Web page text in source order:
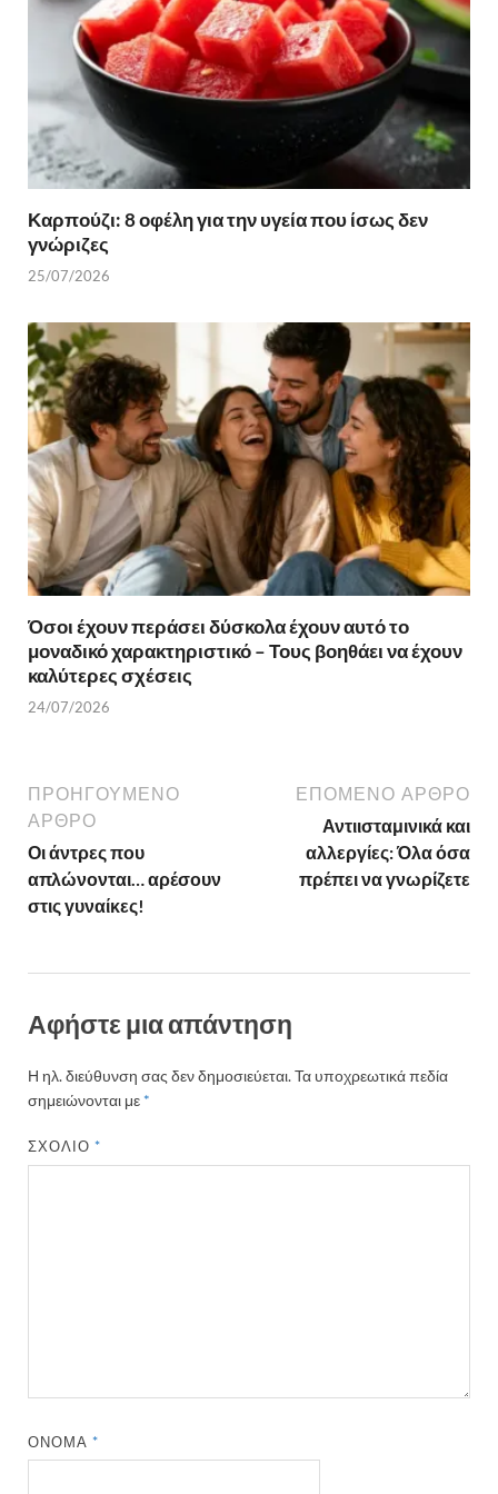
Καρπούζι: 8 οφέλη για την υγεία που ίσως δεν
γνώριζες
25/07/2026
Όσοι έχουν περάσει δύσκολα έχουν αυτό το
μοναδικό χαρακτηριστικό – Τους βοηθάει να έχουν
καλύτερες σχέσεις
24/07/2026
ΠΡΟΗΓΟΎΜΕΝΟ
ΆΡΘΡΟ
Οι άντρες που
απλώνονται… αρέσουν
στις γυναίκες!
ΕΠΌΜΕΝΟ ΆΡΘΡΟ
Αντιισταμινικά και
αλλεργίες: Όλα όσα
πρέπει να γνωρίζετε
Αφήστε μια απάντηση
Η ηλ. διεύθυνση σας δεν δημοσιεύεται.Τα υποχρεωτικά πεδία
σημειώνονται με *
ΣΧΌΛΙΟ*
ΌΝΟΜΑ*